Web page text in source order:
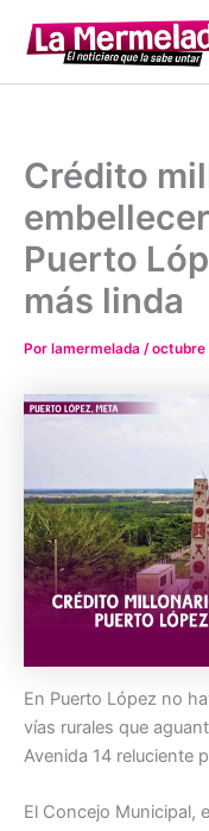
contenido
Crédito
Puerto
más linda
Por lamermelada /octubre
En Puerto López no
vías rurales que
Avenida 14 reluciente
El Concejo Municipal,